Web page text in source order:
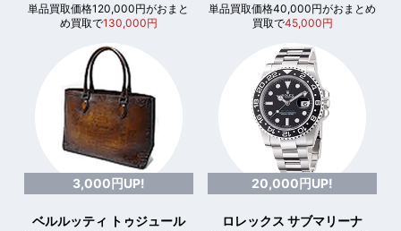
単品買取価格120,000円がおまと
め買取で130,000円
単品買取価格40,000円がおまとめ
買取で45,000円
3,000円UP!
ベルルッティ トゥジュール
20,000円UP!
ロレックス サブマリーナ